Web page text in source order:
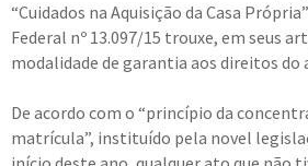
“Cuidados na Aquisição da Casa
Federal nº 13.097/15 trouxe, em seus
modalidade de garantia aos direitos do
De acordo com o “princípio da
matrícula”, instituído pela novel